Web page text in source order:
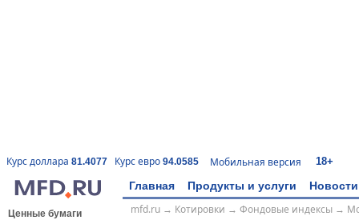
Курс доллара 81.4077 Курс евро 94.0585 Мобильная версия 18+
Главная Продукты и услуги Новости
Ценные бумаги
mfd.ru→ Котировки → Фондовые индексы→